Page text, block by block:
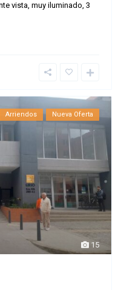
vista, muy iluminado, 3
15
Arriendos Nueva Oferta